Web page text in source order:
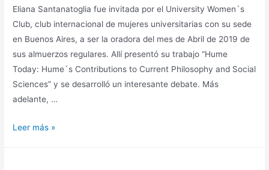
Eliana Santanatoglia fue invitada por el University Women´s
Club, club internacional de mujeres universitarias con su sede
en Buenos Aires, a ser la oradora del mes de Abril de 2019 de
sus almuerzos regulares. Allí presentó su trabajo “Hume
Today: Hume´s Contributions to Current Philosophy and Social
Sciences” y se desarrolló un interesante debate. Más
adelante, …
Leer más »